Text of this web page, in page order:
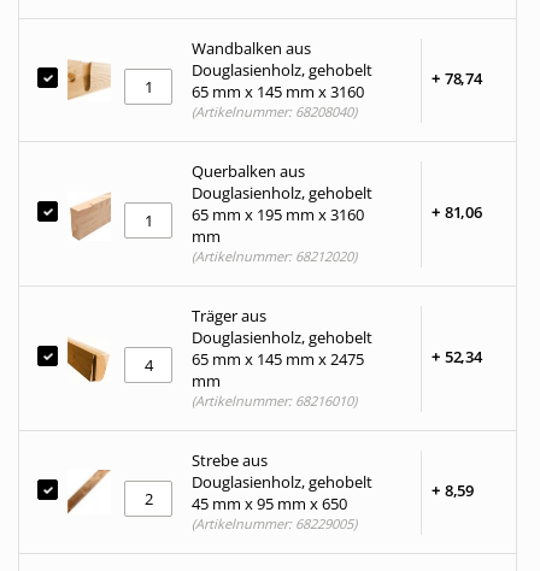
Wandbalken aus
Douglasienholz, gehobelt
65 mm x 145 mm x 3160
+ 78,74
(Artikelnummer: 68208040)
Querbalken aus
Douglasienholz, gehobelt
65 mm x 195 mm x 3160
mm
+ 81,06
(Artikelnummer: 68212020)
Träger aus
Douglasienholz, gehobelt
65 mm x 145 mm x 2475
mm
+ 52,34
(Artikelnummer: 68216010)
Strebe aus
Douglasienholz, gehobelt
45 mm x 95 mm x 650
+ 8,59
(Artikelnummer: 68229005)